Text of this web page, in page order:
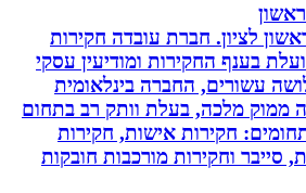
חברת עובדה חקירות
בענף החקירות ומודיעין עסקי
החברה בינלאומית
מלכה, בעלת וותק רב בתחום
חקירות אישות, חקירות
וחקירות מורכבות חובקות